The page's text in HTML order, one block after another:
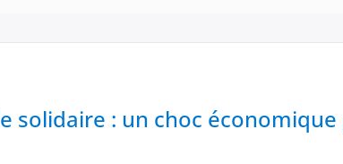
solidaire : un choc